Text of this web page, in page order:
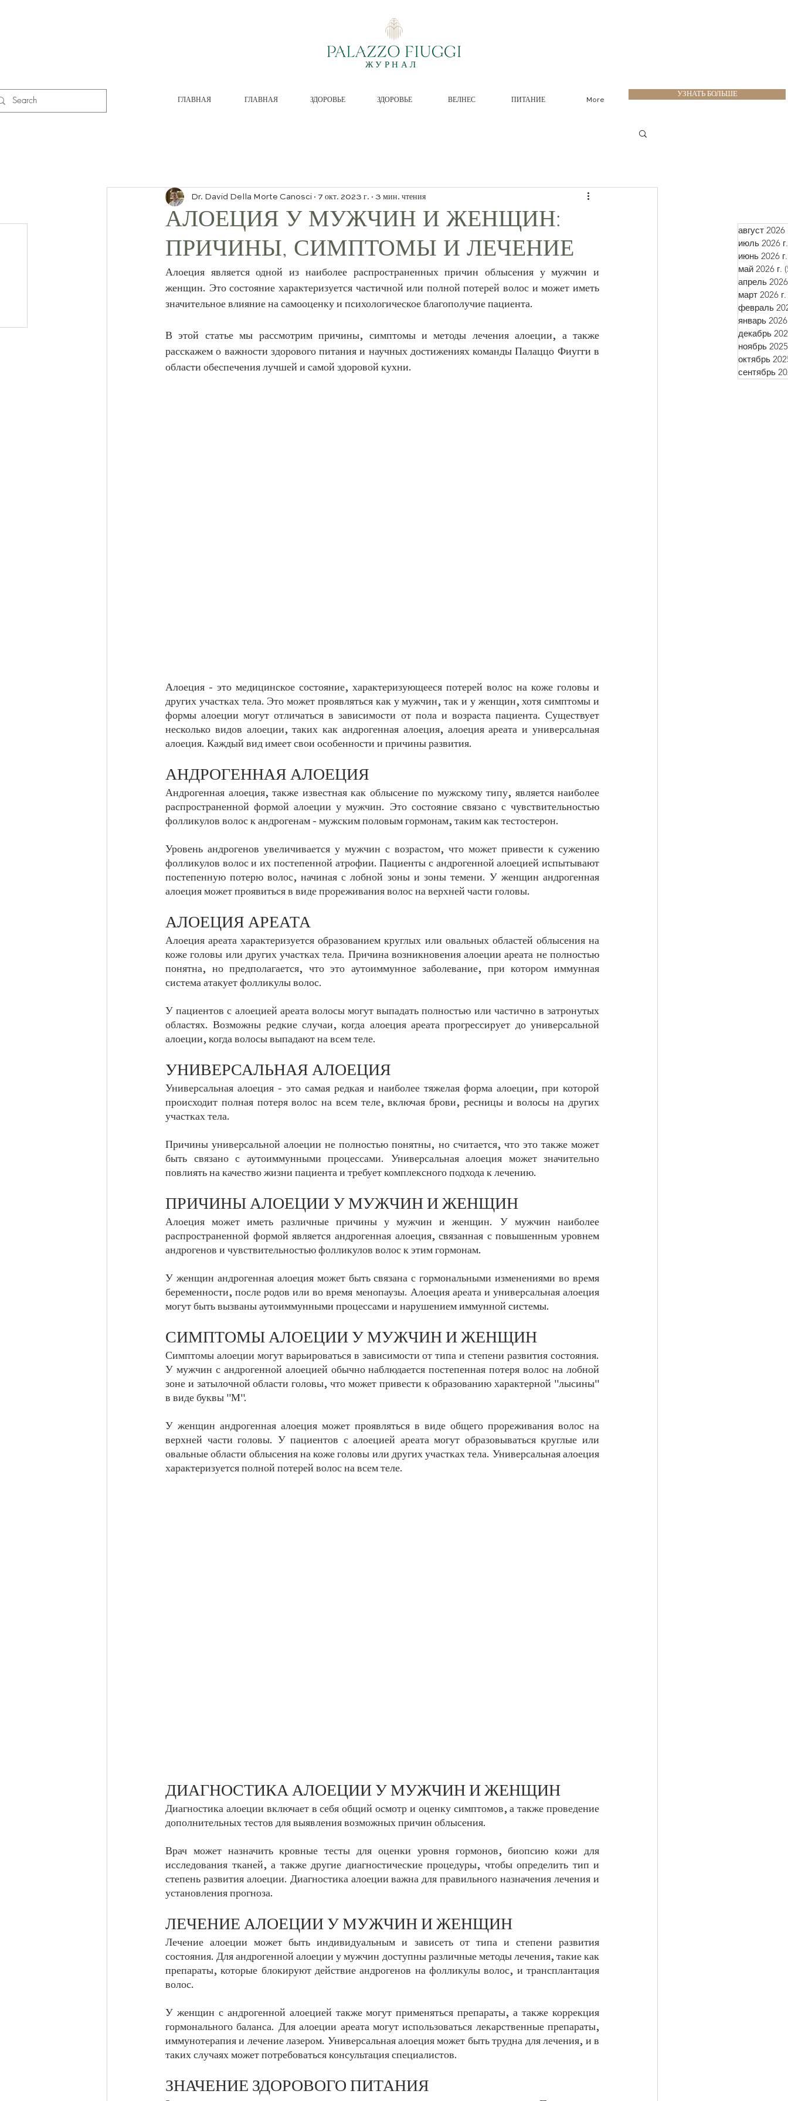
ЖУРНАЛ
ГЛАВНАЯ ГЛАВНАЯ ЗДОРОВЬЕ ЗДОРОВЬЕ ВЕЛНЕС ПИТАНИЕ More
УЗНАТЬ БОЛЬШЕ
АЛОЕЦИЯ У МУЖЧИН И ЖЕНЩИН:
ПРИЧИНЫ, СИМПТОМЫ И ЛЕЧЕНИЕ
Dr. David Della Morte Canosci 7 окт. 2023 г. 3 мин. чтения
Алоеция является одной из наиболее распространенных причин облысения у мужчин и
женщин. Это состояние характеризуется частичной или полной потерей волос и может иметь
значительное влияние на самооценку и психологическое благополучие пациента.
В этой статье мы рассмотрим причины, симптомы и методы лечения алоеции, а также
расскажем о важности здорового питания и научных достижениях команды Палаццо Фиугги в
области обеспечения лучшей и самой здоровой кухни.
Алоеция - это медицинское состояние, характеризующееся потерей волос на коже головы и
других участках тела. Это может проявляться как у мужчин, так и у женщин, хотя симптомы и
формы алоеции могут отличаться в зависимости от пола и возраста пациента. Существует
несколько видов алоеции, таких как андрогенная алоеция, алоеция ареата и универсальная
алоеция. Каждый вид имеет свои особенности и причины развития.
АНДРОГЕННАЯ АЛОЕЦИЯ
Андрогенная алоеция, также известная как облысение по мужскому типу, является наиболее
распространенной формой алоеции у мужчин. Это состояние связано с чувствительностью
фолликулов волос к андрогенам - мужским половым гормонам, таким как тестостерон.
Уровень андрогенов увеличивается у мужчин с возрастом, что может привести к сужению
фолликулов волос и их постепенной атрофии. Пациенты с андрогенной алоецией испытывают
постепенную потерю волос, начиная с лобной зоны и зоны темени. У женщин андрогенная
алоеция может проявиться в виде прореживания волос на верхней части головы.
АЛОЕЦИЯ АРЕАТА
Алоеция ареата характеризуется образованием круглых или овальных областей облысения на
коже головы или других участках тела. Причина возникновения алоеции ареата не полностью
понятна, но предполагается, что это аутоиммунное заболевание, при котором иммунная
система атакует фолликулы волос.
У пациентов с алоецией ареата волосы могут выпадать полностью или частично в затронутых
областях. Возможны редкие случаи, когда алоеция ареата прогрессирует до универсальной
алоеции, когда волосы выпадают на всем теле.
УНИВЕРСАЛЬНАЯ АЛОЕЦИЯ
Универсальная алоеция - это самая редкая и наиболее тяжелая форма алоеции, при которой
происходит полная потеря волос на всем теле, включая брови, ресницы и волосы на других
участках тела.
Причины универсальной алоеции не полностью понятны, но считается, что это также может
быть связано с аутоиммунными процессами. Универсальная алоеция может значительно
повлиять на качество жизни пациента и требует комплексного подхода к лечению.
ПРИЧИНЫ АЛОЕЦИИ У МУЖЧИН И ЖЕНЩИН
Алоеция может иметь различные причины у мужчин и женщин. У мужчин наиболее
распространенной формой является андрогенная алоеция, связанная с повышенным уровнем
андрогенов и чувствительностью фолликулов волос к этим гормонам.
У женщин андрогенная алоеция может быть связана с гормональными изменениями во время
беременности, после родов или во время менопаузы. Алоеция ареата и универсальная алоеция
могут быть вызваны аутоиммунными процессами и нарушением иммунной системы.
СИМПТОМЫ АЛОЕЦИИ У МУЖЧИН И ЖЕНЩИН
Симптомы алоеции могут варьироваться в зависимости от типа и степени развития состояния.
У мужчин с андрогенной алоецией обычно наблюдается постепенная потеря волос на лобной
зоне и затылочной области головы, что может привести к образованию характерной "лысины"
в виде буквы "М".
У женщин андрогенная алоеция может проявляться в виде общего прореживания волос на
верхней части головы. У пациентов с алоецией ареата могут образовываться круглые или
овальные области облысения на коже головы или других участках тела. Универсальная алоеция
характеризуется полной потерей волос на всем теле.
ДИАГНОСТИКА АЛОЕЦИИ У МУЖЧИН И ЖЕНЩИН
Диагностика алоеции включает в себя общий осмотр и оценку симптомов, а также проведение
дополнительных тестов для выявления возможных причин облысения.
Врач может назначить кровные тесты для оценки уровня гормонов, биопсию кожи для
исследования тканей, а также другие диагностические процедуры, чтобы определить тип и
степень развития алоеции. Диагностика алоеции важна для правильного назначения лечения и
установления прогноза.
ЛЕЧЕНИЕ АЛОЕЦИИ У МУЖЧИН И ЖЕНЩИН
Лечение алоеции может быть индивидуальным и зависеть от типа и степени развития
состояния. Для андрогенной алоеции у мужчин доступны различные методы лечения, такие как
препараты, которые блокируют действие андрогенов на фолликулы волос, и трансплантация
волос.
У женщин с андрогенной алоецией также могут применяться препараты, а также коррекция
гормонального баланса. Для алоеции ареата могут использоваться лекарственные препараты,
иммунотерапия и лечение лазером. Универсальная алоеция может быть трудна для лечения, и в
таких случаях может потребоваться консультация специалистов.
ЗНАЧЕНИЕ ЗДОРОВОГО ПИТАНИЯ
август 2026
июль 2026 г.
июнь 2026 г.
май 2026 г.
апрель
март 2026 г.
февраль
январь 2026
декабрь
ноябрь
октябрь
сентябрь